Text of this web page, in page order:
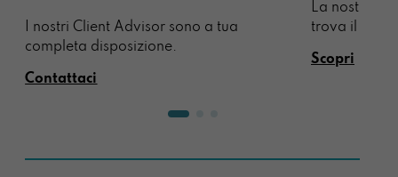
I nostri Client Advisor sono a tua
completa disposizione.
Contattaci
La nostra
trova il
Scopri